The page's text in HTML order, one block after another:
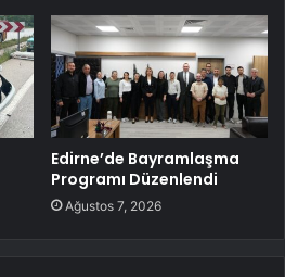
Edirne’de Bayramlaşma
Programı Düzenlendi
Ağustos 7, 2026